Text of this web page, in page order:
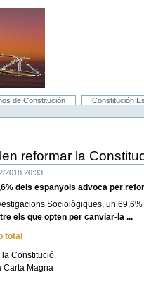
de Constitución Constitución
reformar la
2018 20:33
dels espanyols advoca per
Sociològiques, un
els que opten per canviar-la ...
total
Constitució.
Carta Magna